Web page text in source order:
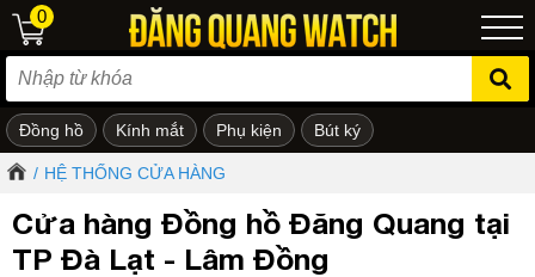
em
0
Đồng hồ Kính mắt Phụ kiện Bút ký
/ HỆ THỐNG CỬA HÀNG
Cửa hàng Đồng hồ Đăng Quang tại
TP Đà Lạt - Lâm Đồng